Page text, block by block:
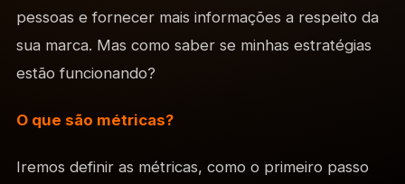
pessoas e fornecer mais informações a respeito da
sua marca. Mas como saber se minhas estratégias
estão funcionando?
O que são métricas?
Iremos definir as métricas, como o primeiro passo